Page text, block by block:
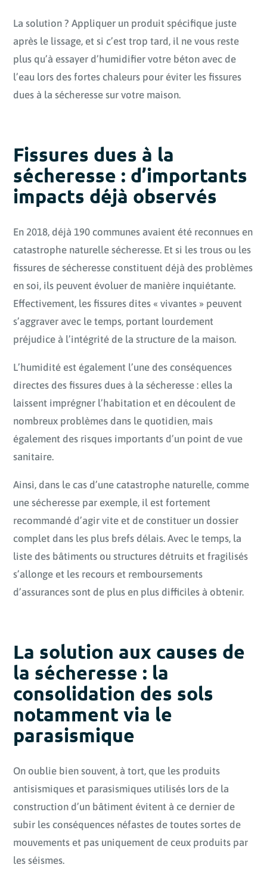
La solution ? Appliquer un produit spécifique juste
après le lissage, et si c’est trop tard, il ne vous reste
plus qu’à essayer d’humidifier votre béton avec de
l’eau lors des fortes chaleurs pour éviter les fissures
dues à la sécheresse sur votre maison.
Fissures dues à la
sécheresse : d’importants
impacts déjà observés
En 2018, déjà 190 communes avaient été reconnues en
catastrophe naturelle sécheresse. Et si les trous ou les
fissures de sécheresse constituent déjà des problèmes
en soi, ils peuvent évoluer de manière inquiétante.
Effectivement, les fissures dites « vivantes » peuvent
s’aggraver avec le temps, portant lourdement
préjudice à l’intégrité de la structure de la maison.
L’humidité est également l’une des conséquences
directes des fissures dues à la sécheresse : elles la
laissent imprégner l’habitation et en découlent de
nombreux problèmes dans le quotidien, mais
également des risques importants d’un point de vue
sanitaire.
Ainsi, dans le cas d’une catastrophe naturelle, comme
une sécheresse par exemple, il est fortement
recommandé d’agir vite et de constituer un dossier
complet dans les plus brefs délais. Avec le temps, la
liste des bâtiments ou structures détruits et fragilisés
s’allonge et les recours et remboursements
d’assurances sont de plus en plus difficiles à obtenir.
La solution aux causes de
la sécheresse : la
consolidation des sols
notamment via le
parasismique
On oublie bien souvent, à tort, que les produits
antisismiques et parasismiques utilisés lors de la
construction d’un bâtiment évitent à ce dernier de
subir les conséquences néfastes de toutes sortes de
mouvements et pas uniquement de ceux produits par
les séismes.